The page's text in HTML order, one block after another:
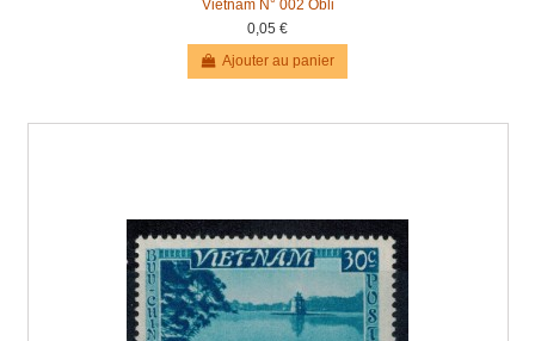
Vietnam N° 002 Obli
0,05 €
Ajouter au panier